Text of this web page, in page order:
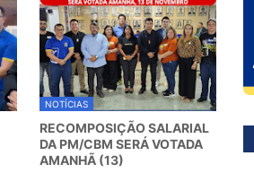
NOTÍCIAS
RECOMPOSIÇÃO SALARIAL
DA PM/CBM SERÁ VOTADA
AMANHÃ (13)